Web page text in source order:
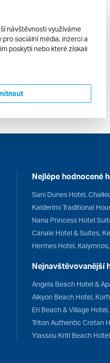
Nejlépe hodnocené
Sani Dunes Hotel,
Kalderimi Traditional
Canale Hotel & Suites,
Hermes Hotel,
Nejnavštěvovanější
Angela Beach Hotel &
Alkyon Beach Hotel,
Eri Beach & Village
Triton Authentic Cretan
návštěvnosti využíváme
sociální média, inzerci a
poskytli nebo které získali